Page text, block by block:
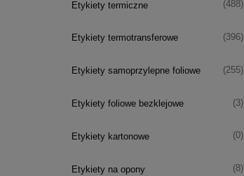
Etykiety termiczne (488)
Etykiety termotransferowe (396)
Etykiety samoprzylepne foliowe (255)
Etykiety foliowe bezklejowe (3)
Etykiety kartonowe (0)
Etykiety na opony (8)